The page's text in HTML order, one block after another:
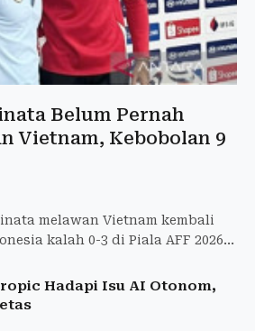
Belum Pernah
Vietnam, Kebobolan 9
melawan Vietnam kembali
kalah 0-3 di Piala AFF 2026.
Hadapi Isu AI Otonom,